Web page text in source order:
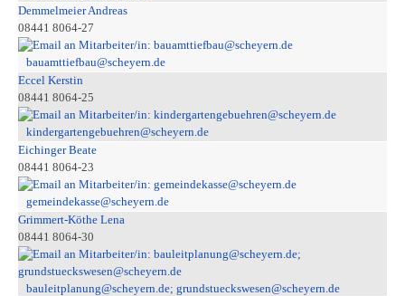
Demmelmeier Andreas
08441 8064-27
bauamttiefbau@scheyern.de
Eccel Kerstin
08441 8064-25
kindergartengebuehren@scheyern.de
Eichinger Beate
08441 8064-23
gemeindekasse@scheyern.de
Grimmert-Köthe Lena
08441 8064-30
bauleitplanung@scheyern.de; grundstueckswesen@scheyern.de